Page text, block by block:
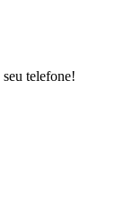
telefone!